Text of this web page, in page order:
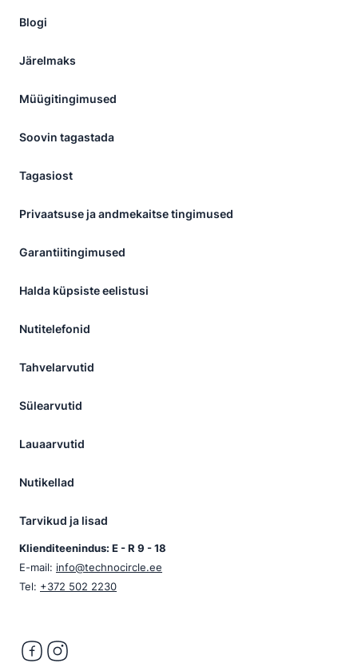
Blogi
Järelmaks
Müügitingimused
Soovin tagastada
Tagasiost
Privaatsuse ja andmekaitse tingimused
Garantiitingimused
Halda küpsiste eelistusi
Nutitelefonid
Tahvelarvutid
Sülearvutid
Lauaarvutid
Nutikellad
Tarvikud ja lisad
Klienditeenindus: E - R 9 - 18
E-mail: info@technocircle.ee
Tel: +372 502 2230